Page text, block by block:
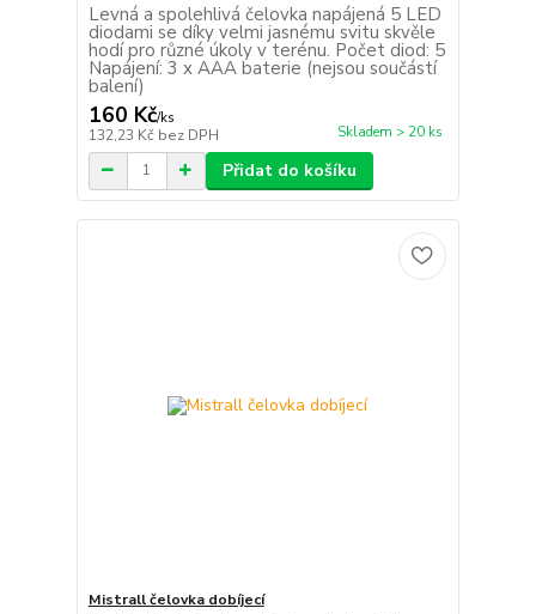
Levná a spolehlivá čelovka napájená 5 LED
diodami se díky velmi jasnému svitu skvěle
hodí pro různé úkoly v terénu. Počet diod: 5
Napájení: 3 x AAA baterie (nejsou součástí
balení)
160 Kč/ks
132,23 Kč bez DPH Skladem > 20 ks
Přidat do košíku
Mistrall čelovka dobíjecí